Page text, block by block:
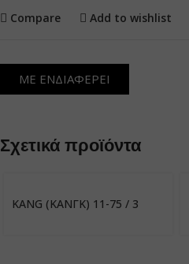
Compare Add to wishlist
ΜΕ ΕΝΔΙΑΦΕΡΕΙ
Σχετικά προϊόντα
KANG (ΚΑΝΓΚ) 11-75 / 3